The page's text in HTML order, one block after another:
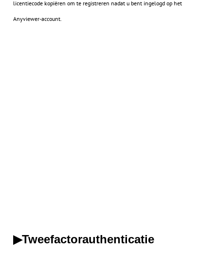
licentiecode kopiëren om te registreren nadat u bent ingelogd op het
Anyviewer-account.
▶Tweefactorauthenticatie